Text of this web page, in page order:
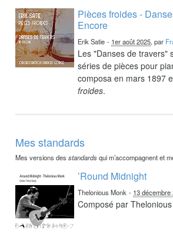
Pièces froides -
Encore
Erik Satie - 1er août 2025, par
Les "Danses de travers"
séries de pièces pour
composa en mars 1897
froides.
Mes standards
Mes versions desstandardsqui m’accompagnent et
’Round Midnight
Thelonious Monk - 13 décembre
Composé par